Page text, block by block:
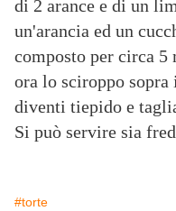
di 2 arance e di un
un'arancia ed un
composto per circa 5
ora lo sciroppo sopra
diventi tiepido e
Si può servire sia
#torte